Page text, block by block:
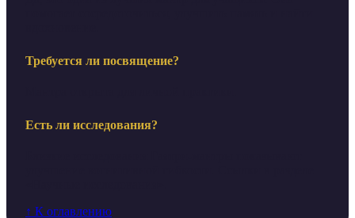
Требуется ли посвящение?
Есть ли исследования?
↑ К оглавлению